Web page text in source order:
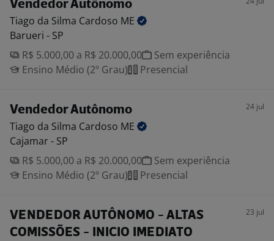
Vendedor Autônomo
Tiago da Silma Cardoso ME
Barueri - SP
R$ 5.000,00 a R$ 20.000,00
Sem experiência
Ensino Médio (2º Grau)
Presencial
Vendedor Autônomo 24 jul
Tiago da Silma Cardoso ME
Cajamar - SP
R$ 5.000,00 a R$ 20.000,00
Sem experiência
Ensino Médio (2º Grau)
Presencial
VENDEDOR AUTÔNOMO - ALTAS
COMISSÕES - INICIO IMEDIATO
23 jul